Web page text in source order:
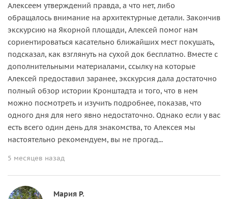
Алексеем утверждений правда, а что нет, либо
обращалось внимание на архитектурные детали. Закончив
экскурсию на Якорной площади, Алексей помог нам
сориентироваться касательно ближайших мест покушать,
подсказал, как взглянуть на сухой док бесплатно. Вместе с
дополнительными материалами, ссылку на которые
Алексей предоставил заранее, экскурсия дала достаточно
полный обзор истории Кронштадта и того, что в нем
можно посмотреть и изучить подробнее, показав, что
одного дня для него явно недостаточно. Однако если у вас
есть всего один день для знакомства, то Алексея мы
настоятельно рекомендуем, вы не прогад...
5 месяцев назад
Мария Р.